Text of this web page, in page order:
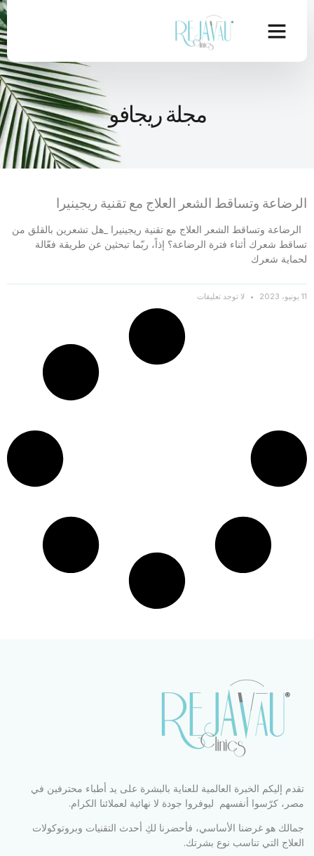
مجلة ريجافو
الرضاعة وتساقط الشعر العلاج مع تقنية ريجينيرا
الرضاعة وتساقط الشعر العلاج مع تقنية ريجينيرا _هل تشعرين بالقلق من
تساقط شعرك أثناء فترة الرضاعة؟ إذاً، ربّما تبحثين عن طريقة فعّالة
لحماية شعرك
11 يونيو، 2023 لا توجد تعليقات
تقدم إليكم الخبرة العالمية للعناية بالبشرة على يد أطباء محترفين في
مصر، كرّسوا أنفسهم ليوفروا جودة لا نهائية لعملائنا الكرام.
جمالك هو غرضنا الأساسي، فأحضرنا لكِ أحدث التقنيات وبروتوكولات
العلاج التي تناسب نوع بشرتك.